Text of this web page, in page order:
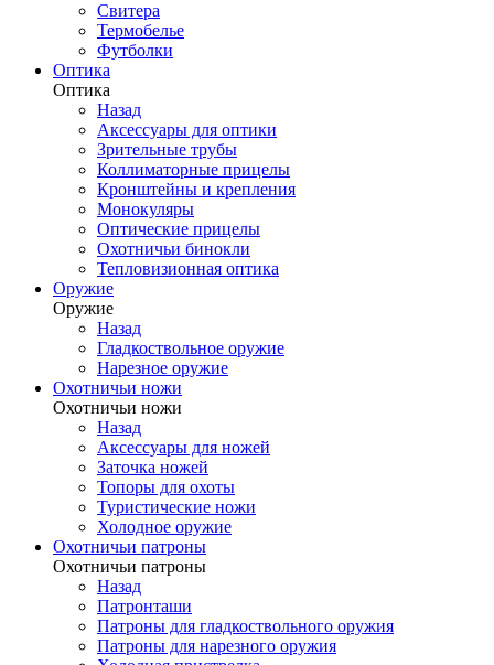
Свитера
Термобелье
Футболки
Оптика
Оптика
Назад
Аксессуары для оптики
Зрительные трубы
Коллиматорные прицелы
Кронштейны и крепления
Монокуляры
Оптические прицелы
Охотничьи бинокли
Тепловизионная оптика
Оружие
Оружие
Назад
Гладкоствольное оружие
Нарезное оружие
Охотничьи ножи
Охотничьи ножи
Назад
Аксессуары для ножей
Заточка ножей
Топоры для охоты
Туристические ножи
Холодное оружие
Охотничьи патроны
Охотничьи патроны
Назад
Патронташи
Патроны для гладкоствольного оружия
Патроны для нарезного оружия